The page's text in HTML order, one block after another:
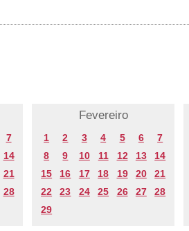
7
14
21
28
Fevereiro
1 2 3 4 5 6
7
8
9 10 11 12 13
14
15
16 17 18 19 20
21
22
23 24 25 26 27
28
29